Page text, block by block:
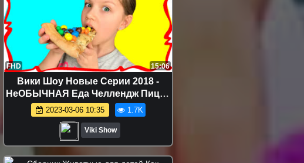
FHD 15:06
Вики Шоу Новые Серии 2018 -
НеОБЫЧНАЯ Еда Челлендж Пицца
с M&M’s Макароны с Нутеллой
Пробуем Странную Еду / Вики Шоу
2023-03-06 10:35 1.7K
Viki Show